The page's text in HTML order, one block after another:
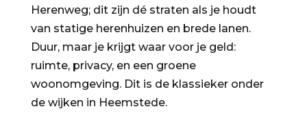
Herenweg; dit zijn dé straten als je houdt
van statige herenhuizen en brede lanen.
Duur, maar je krijgt waar voor je geld:
ruimte, privacy, en een groene
woonomgeving. Dit is de klassieker onder
de wijken in Heemstede.